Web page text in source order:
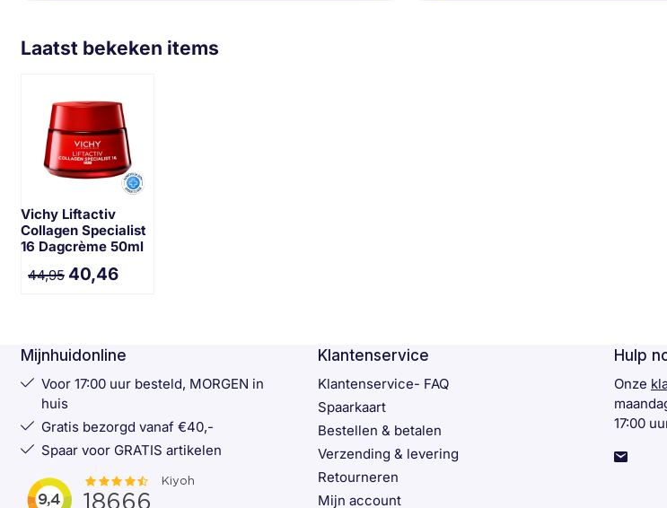
Laatst bekeken items
Vichy Liftactiv
Collagen Specialist
16 Dagcrème 50ml
44,95 40,46
Mijnhuidonline
Voor 17:00 uur besteld, MORGEN in
huis
Gratis bezorgd vanaf €40,-
Spaar voor GRATIS artikelen
Klantenservice
Klantenservice- FAQ
Spaarkaart
Bestellen & betalen
Verzending & levering
Retourneren
Mijn account
Hulp
Onze
17:00